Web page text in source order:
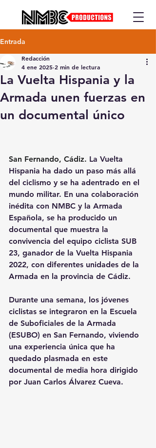
Entrada
La Vuelta Hispania y la
Armada unen fuerzas en
un documental único
Redacción
4 ene 2025 2 min de lectura
San Fernando, Cádiz. La Vuelta
Hispania ha dado un paso más allá
del ciclismo y se ha adentrado en el
mundo militar. En una colaboración
inédita con NMBC y la Armada
Española, se ha producido un
documental que muestra la
convivencia del equipo ciclista SUB
23, ganador de la Vuelta Hispania
2022, con diferentes unidades de la
Armada en la provincia de Cádiz.
Durante una semana, los jóvenes
ciclistas se integraron en la Escuela
de Suboficiales de la Armada
(ESUBO) en San Fernando, viviendo
una experiencia única que ha
quedado plasmada en este
documental de media hora dirigido
por Juan Carlos Álvarez Cueva.